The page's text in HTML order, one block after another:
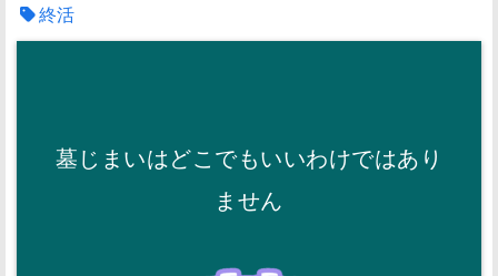
終活
墓じまいはどこでもいいわけではあり
ません